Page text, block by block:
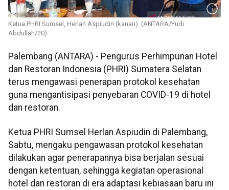
Ketua PHRI Sumsel, Herlan Aspiudin (kanan). (ANTARA/Yudi
Abdullah/20)
Palembang (ANTARA) - Pengurus Perhimpunan Hotel
dan Restoran Indonesia (PHRI) Sumatera Selatan
terus mengawasi penerapan protokol kesehatan
guna mengantisipasi penyebaran COVID-19 di hotel
dan restoran.
Ketua PHRI Sumsel Herlan Aspiudin di Palembang,
Sabtu, mengaku pengawasan protokol kesehatan
dilakukan agar penerapannya bisa berjalan sesuai
dengan ketentuan, sehingga kegiatan operasional
hotel dan restoran di era adaptasi kebiasaan baru ini